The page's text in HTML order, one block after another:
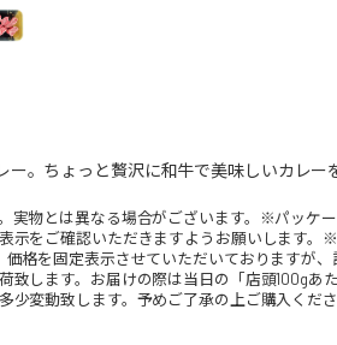
ー。ちょっと贅沢に和牛で美味しいカレー
実物とは異なる場合がございます。※パッケ
示をご確認いただきますようお願いします
格を固定表示させていただいておりますが
致します。お届けの際は当日の「店頭100g
少変動致します。予めご了承の上ご購入くださ